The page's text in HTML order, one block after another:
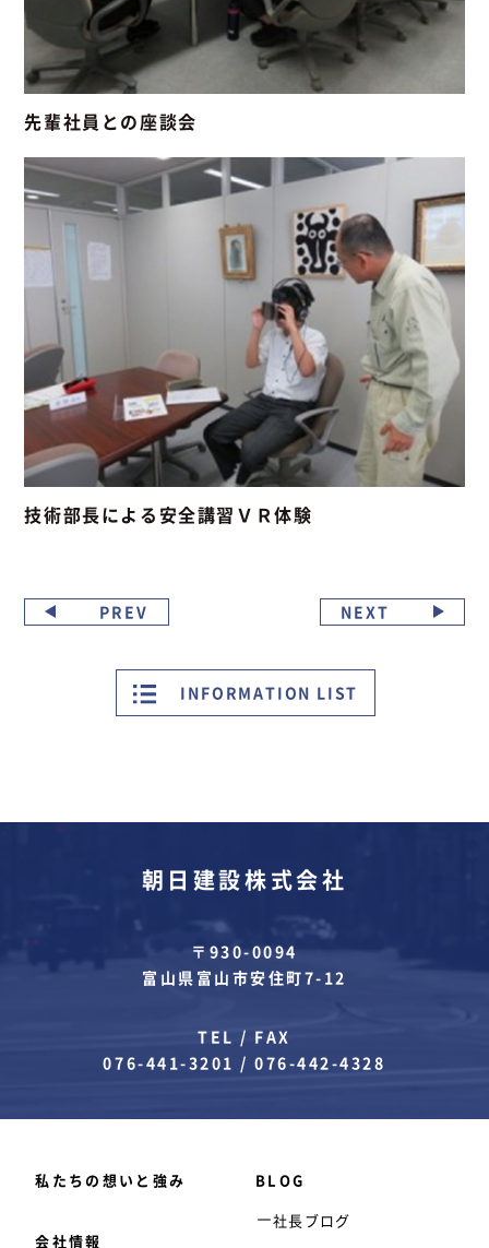
先輩社員との座談会
技術部長による安全講習ＶＲ体験
PREV
INFORMATION LIST
NEXT
朝日建設株式会社
〒930-0094
富山県富山市安住町7-12
TEL / FAX
076-441-3201 /076-442-4328
私たちの想いと強み
会社情報
BLOG
社長ブログ